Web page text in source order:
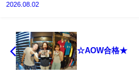
2026.08.02
☆AOW合格★